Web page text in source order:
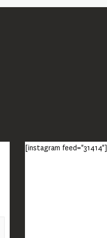
[instagram feed="31414"]